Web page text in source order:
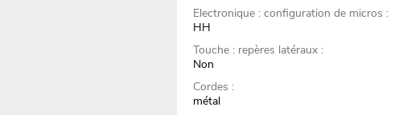
Electronique : configuration de micros :
HH
Touche : repères latéraux :
Non
Cordes :
métal